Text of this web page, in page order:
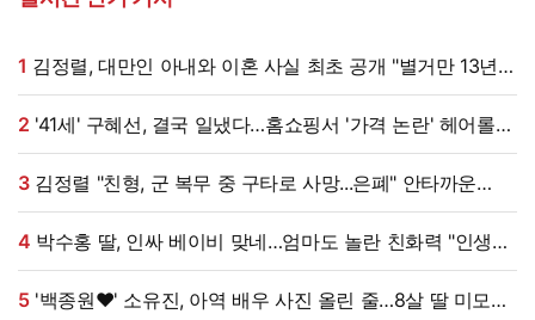
1
(데이앤나잇)
2
대박, 무려 '3만 장' 돌파 [엑's 이슈]
3김정렬 "친형, 군 복무 중 구타로 사망...은폐" 안타까운
가족사 (데이앤나잇)[전일야화]
4
N회차"
5'백종원♥' 소유진, 아역 배우 사진 올린 줄…8살 딸 미모